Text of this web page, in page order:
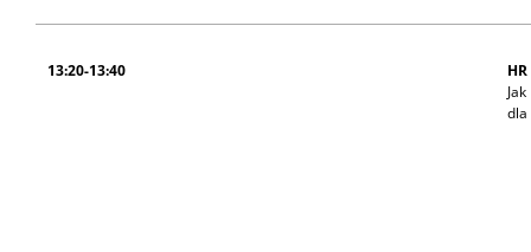
13:20-13:40
dla